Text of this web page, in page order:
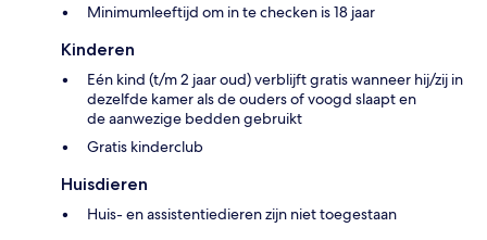
Minimumleeftijd om in te checken is 18 jaar
Kinderen
Eén kind (t/m 2 jaar oud) verblijft gratis wanneer hij/zij in
dezelfde kamer als de ouders of voogd slaapt en
de aanwezige bedden gebruikt
Gratis kinderclub
Huisdieren
Huis- en assistentiedieren zijn niet toegestaan